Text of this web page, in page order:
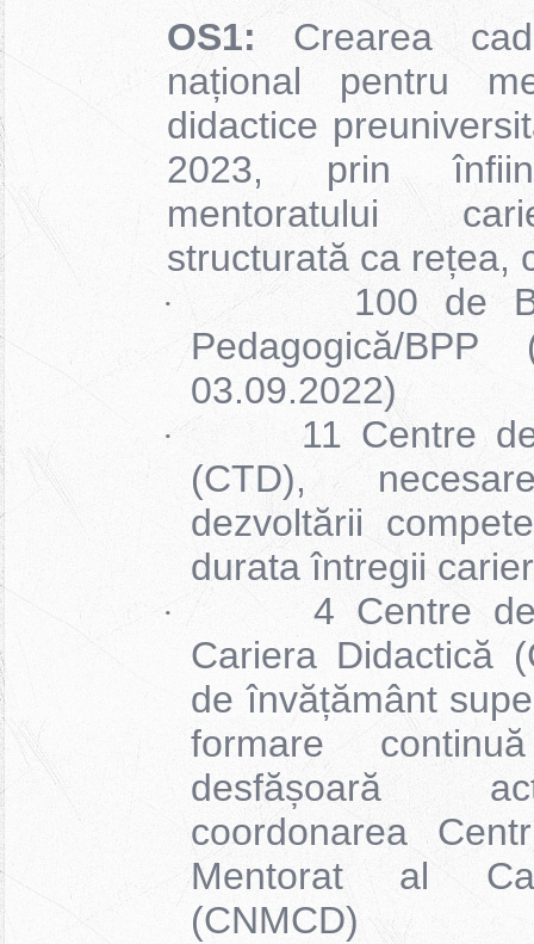
OS1: Crearea
național pentru
didactice
2023, prin
mentoratului
structurată ca rețea,
·
100 de
Pedagogică/
03.09.2022)
·
11 Centre
(CTD),
dezvoltării
durata întregii
·
4 Centre
Cariera Didactică
de învățământ
formare
desfășoară
coordonarea
Mentorat al
(CNMCD)